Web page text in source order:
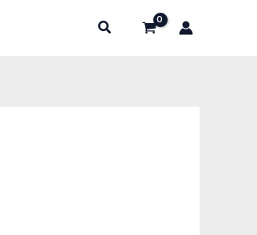
Rechercher